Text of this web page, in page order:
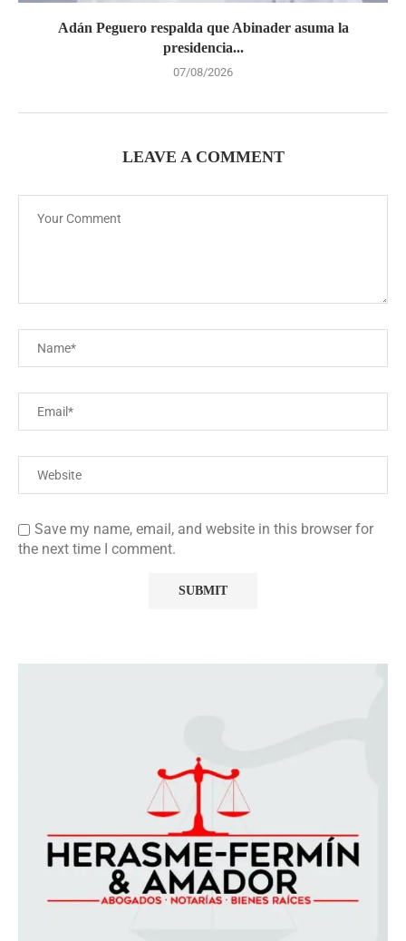
Adán Peguero respalda que Abinader asuma la
presidencia...
07/08/2026
LEAVE A COMMENT
Save my name, email, and website in this browser for
the next time I comment.